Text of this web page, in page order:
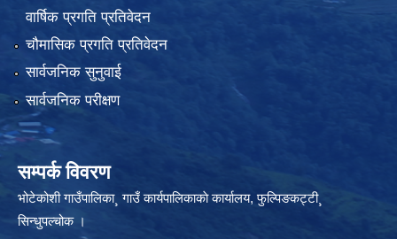
वार्षिक प्रगति प्रतिवेदन
चौमासिक प्रगति प्रतिवेदन
सार्वजनिक सुनुवाई
सार्वजनिक परीक्षण
सम्पर्क विवरण
भोटेकोशी गाउँपालिका¸ गाउँ कार्यपालिकाकाे कार्यालय, फुल्पिङकट्टी¸
सिन्धुपल्चोक ।